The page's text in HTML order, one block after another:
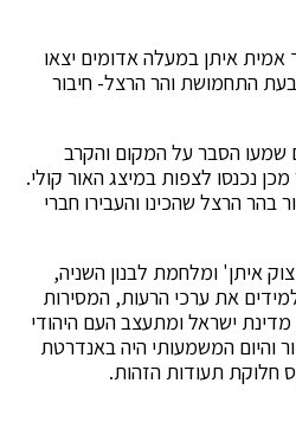
אמית איתן במעלה אדומים יצאו
התחמושת והר הרצל- חיבור
הסבר על המקום והקרב
נכנסו לצפות במיצג האור קולי.
הרצל שהכינו והעבירו חברי
איתן' ומלחמת לבנון השניה,
את ערכי הרעות, המסירות
ישראל ומתעצב העם היהודי
והיום המשמעותי היה באנדרטת
חלוקת תעודות הזהות.